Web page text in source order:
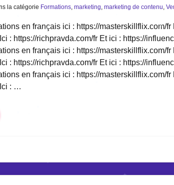
la catégorie Formations, marketing, marketing de contenu,
en français ici : https://masterskillflix.com/
: https://richpravda.com/fr Et ici : https://
en français ici : https://masterskillflix.com/
: https://richpravda.com/fr Et ici : https://
en français ici : https://masterskillflix.com/
: …